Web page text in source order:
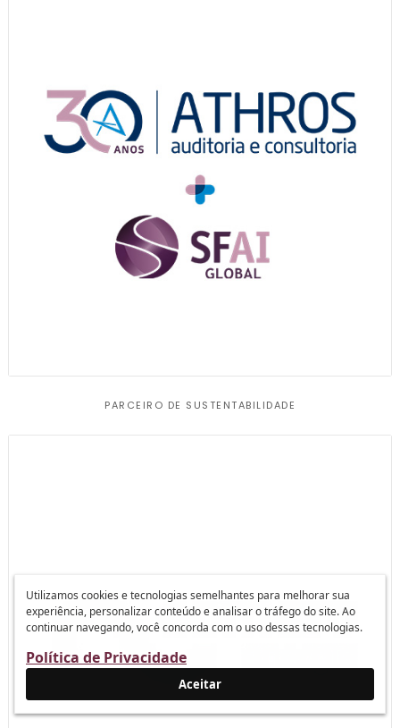
PARCEIRO DE SUSTENTABILIDADE
Utilizamos cookies e tecnologias semelhantes para melhorar sua
experiência, personalizar conteúdo e analisar o tráfego do site. Ao
continuar navegando, você concorda com o uso dessas tecnologias.
Política de Privacidade
Aceitar